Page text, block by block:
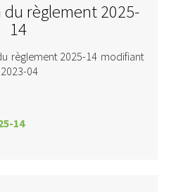
règlement 2025-
14
règlement 2025-14 modifiant
04
14